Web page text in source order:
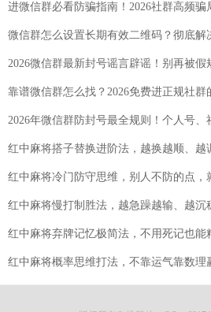
进微信群必看防骗指南！2026社群高频骗
微信群怎么设置长期有效二维码？彻底解
2026微信群最新封号谣言辟谣！别再被假
靠谱微信群怎么找？2026免费进正规社群
2026年微信群防封号最全规则！个人号
红中麻将搭子替换进阶法，越换越顺、越
红中麻将冷门防守思维，别人不防的点，
红中麻将慢打制胜法，越急躁越输、越沉
红中麻将弃牌记忆极简法，不用死记也能
红中麻将概率思维打法，不靠运气靠数理